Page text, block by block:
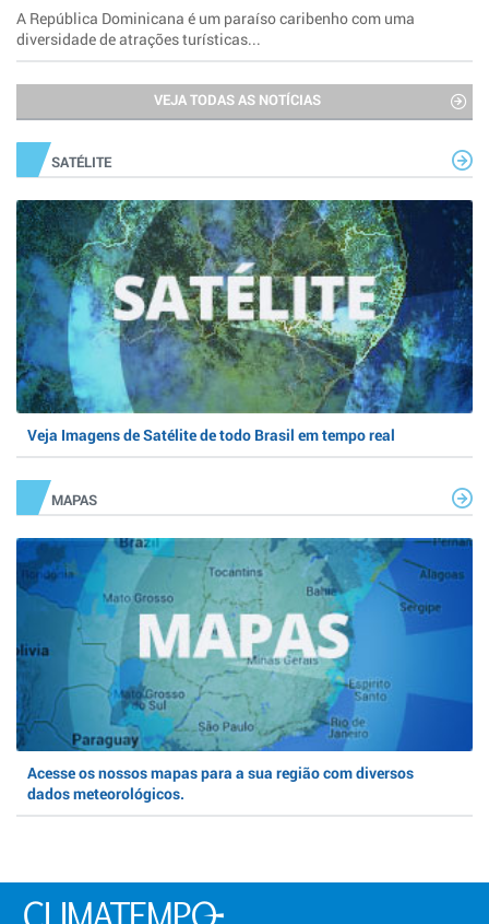
A República Dominicana é um paraíso caribenho com uma
diversidade de atrações turísticas...
VEJA TODAS AS NOTÍCIAS
SATÉLITE
Veja Imagens de Satélite de todo Brasil em tempo real
MAPAS
Acesse os nossos mapas para a sua região com diversos
dados meteorológicos.